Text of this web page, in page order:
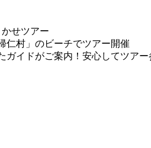
せツアー
仁村」のビーチでツアー開催
イドがご案内！安心してツア